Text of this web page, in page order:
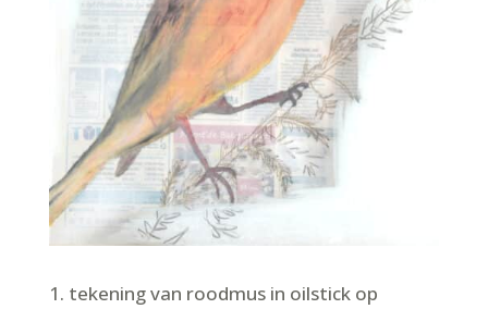
1. tekening van roodmus in oilstick op